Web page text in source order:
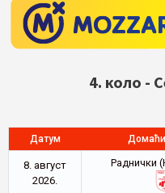
4. коло -
Датум
8. август
2026.
Раднички